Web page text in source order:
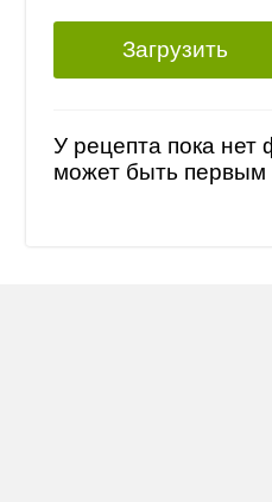
Загрузить
У рецепта пока нет
может быть первым